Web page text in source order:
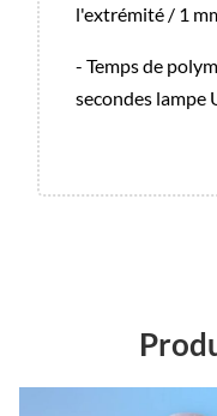
l'extrémité / 1
- Temps de
secondes lampe